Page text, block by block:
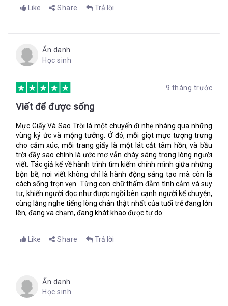
lòng bàn tay của ông thấm đẫm màu máu tươi. Ngực ông đầy
Tôi đang mơ. Mơ ba đi thẳng về phía tôi, mặt vô hồn. Lồng
ngực tôi co thắt lại từ hơi nóng trên đất, kéo tôi ngã ra khỏi
“Cha của Arinta đã tìm kiếm và lùng sục tất cả đường hầm
nhưng chẳng thể gặp lại con gái. Có người nói cô ấy biến thành
một dòng sông, người khác lại nói cô ấy vẫn ở bên dưới đó,
linh hồn của cô đảm bảo Yote giữ lời hứa. Dù thế nào thì
Arinta đang canh giữ Joya, sự hy sinh của cô là báu vật quý
giá còn mạnh mẽ hơn cả quỷ lửa.”
Trước lúc ông đi, tôi rửa chân cho ông và quấn băng thật kỹ
lưỡng. Các vết sẹo cũ không đều chạy từ đầu gối đến mắt cá
chân, giống như tĩnh mạch màu đỏ. Khi ông nhảu lên con tàu ở
Ægypt, thậm chí ông còn không biết nó đang đi đâu. Chúng ta
quay lại nữa, ông chỉ tay vào tấm bản đồ cũ kỹ giải thích.
nhọn như thủy tinh, loài sinh vật đó không làm cho các chuyên
viên vẽ bản đồ hồi xưa e sợ hơn những điều chưa biết. Tôi đã
luôn thấy thật kì lạ - quái vật kinh khủng lại không đáng sợ
Like Share Trả lời
Ẩn danh
Học sinh
9 tháng trước
Viết để được sống
Mực Giấy Và Sao Trời là một chuyến đi nhẹ nhàng qua những
vùng ký ức và mộng tưởng. Ở đó, mỗi giọt mực tượng trưng
cho cảm xúc, mỗi trang giấy là một lát cắt tâm hồn, và bầu
trời đầy sao chính là ước mơ vẫn cháy sáng trong lòng người
viết. Tác giả kể về hành trình tìm kiếm chính mình giữa những
bộn bề, nơi viết không chỉ là hành động sáng tạo mà còn là
cách sống trọn vẹn. Từng con chữ thấm đẫm tình cảm và suy
tư, khiến người đọc như được ngồi bên cạnh người kể chuyện,
cùng lắng nghe tiếng lòng chân thật nhất của tuổi trẻ đang lớn
lên, đang va chạm, đang khát khao được tự do.
Like Share Trả lời
Ẩn danh
Học sinh